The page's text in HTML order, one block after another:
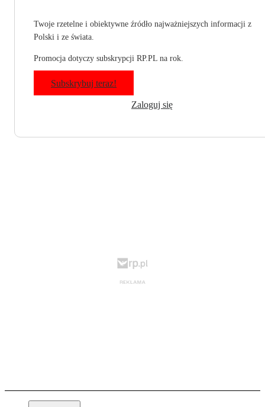
Twoje rzetelne i obiektywne źródło najważniejszych informacji z
Polski i ze świata.
Promocja dotyczy subskrypcji RP.PL na rok.
Subskrybuj teraz!
Zaloguj się